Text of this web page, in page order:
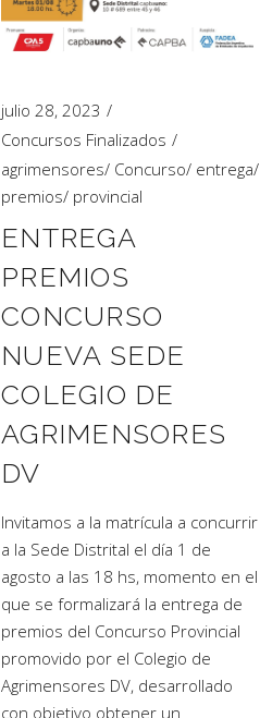
julio 28, 2023
Concursos Finalizados
agrimensores/ Concurso/ entrega/
premios/ provincial
ENTREGA
PREMIOS
CONCURSO
NUEVA SEDE
COLEGIO DE
AGRIMENSORES
DV
Invitamos a la matrícula a concurrir
a la Sede Distrital el día 1 de
agosto a las 18 hs, momento en el
que se formalizará la entrega de
premios del Concurso Provincial
promovido por el Colegio de
Agrimensores DV, desarrollado
con objetivo obtener un